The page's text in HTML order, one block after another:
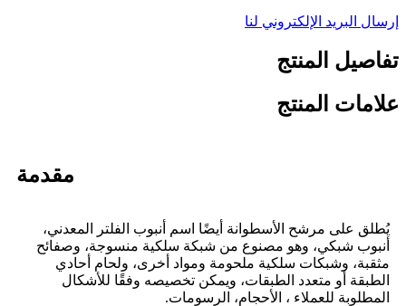
إرسال البريد الإلكتروني لنا
تفاصيل المنتج
علامات المنتج
مقدمة
يُطلق على مرشح الأسطوانة أيضًا اسم أنبوب الفلتر المعدني،
أنبوب شبكي، وهو مصنوع من شبكة سلكية منسوجة، وصفائح
مثقبة، وشبكات سلكية ملحومة ومواد أخرى، ولحام أحادي
الطبقة أو متعدد الطبقات، ويمكن تخصيصه وفقًا للأشكال
المطلوبة للعملاء ، الأحجام، الرسومات.